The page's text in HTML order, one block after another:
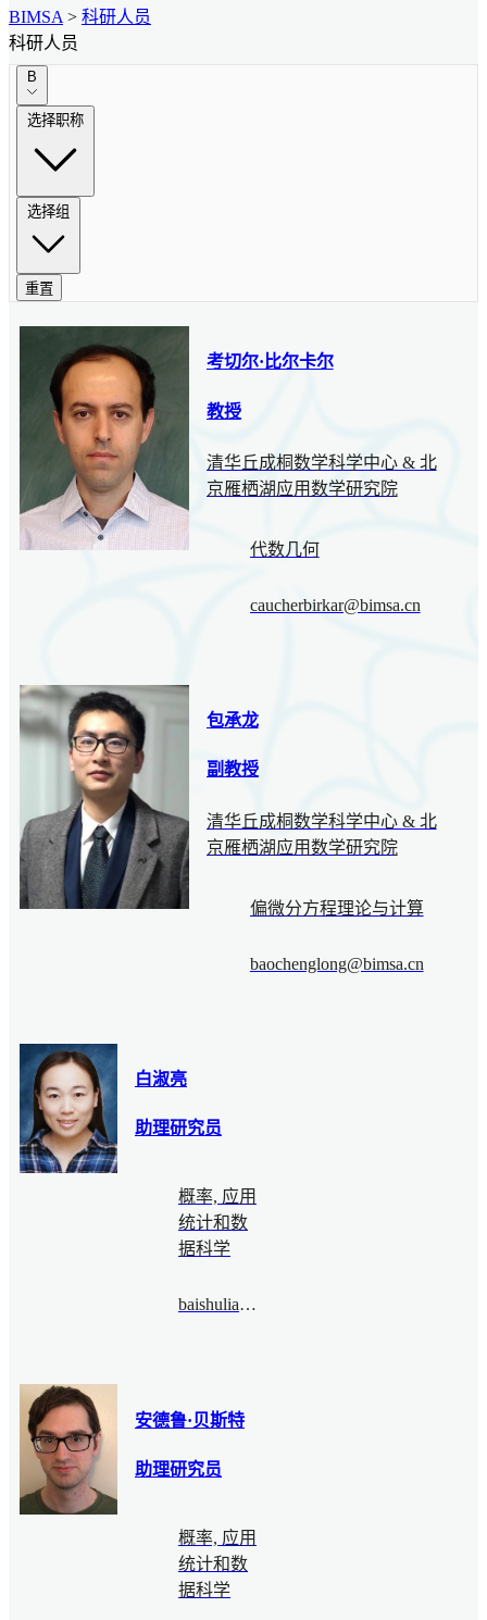
BIMSA > 科研人员
科研人员
B
选择职称
选择组
重置
考切尔·比尔卡尔
教授
清华丘成桐数学科学中心 & 北
京雁栖湖应用数学研究院
代数几何
caucherbirkar@bimsa.cn
包承龙
副教授
清华丘成桐数学科学中心 & 北
京雁栖湖应用数学研究院
偏微分方程理论与计算
baochenglong@bimsa.cn
白淑亮
助理研究员
概率, 应用
统计和数
据科学
baishuliang@bimsa.cn
安德鲁·贝斯特
助理研究员
概率, 应用
统计和数
据科学